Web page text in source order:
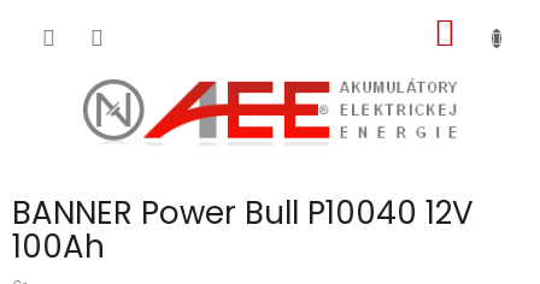
BANNER Power Bull P10040 12V
100Ah